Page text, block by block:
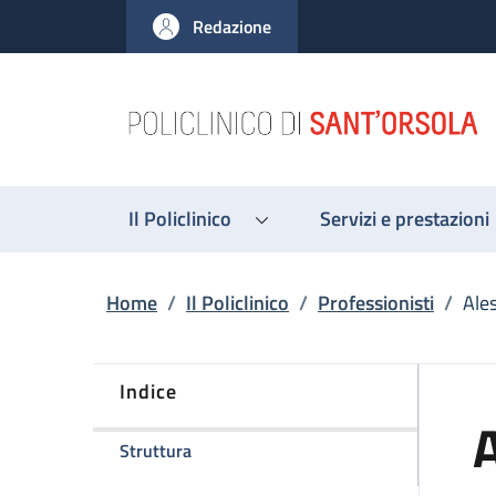
al contenuto principale
to footer content
Redazione
Il Policlinico Servizi e prestazioni
Briciole di pane
Home / Il Policlinico / Professionisti /
Indice
Strutturadella pagina Alessandra Bernardi